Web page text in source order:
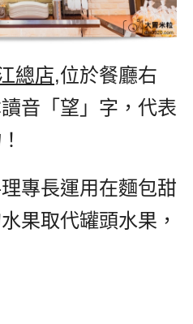
總店,位於餐廳右
音「望」字，代表
專長運用在麵包甜
果取代罐頭水果，